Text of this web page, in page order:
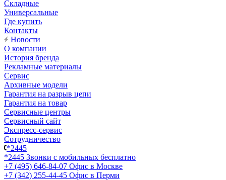
Складные
Универсальные
Где купить
Контакты
Новости
О компании
История бренда
Рекламные материалы
Сервис
Архивные модели
Гарантия на разрыв цепи
Гарантия на товар
Сервисные центры
Сервисный сайт
Экспресс-сервис
Сотрудничество
*2445
*2445 Звонки с мобильных бесплатно
+7 (495) 646-84-07 Офис в Москве
+7 (342) 255-44-45 Офис в Перми